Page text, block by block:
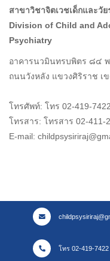
สาขาวิชาจิตเวชเด็กและวั
Division of Child and
Psychiatry
อาคารนวมินทรบพิตร ๘๔
ถนนวังหลัง แขวงศิริราช เ
โทรศัพท์: โทร 02-419-
โทรสาร: โทรสาร 02-411-
E-mail:
โทร 02-419-